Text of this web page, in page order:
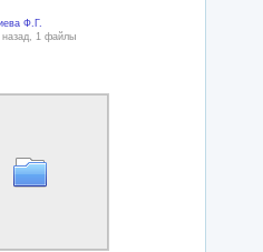
Ф.Г.
назад, 1 файлы